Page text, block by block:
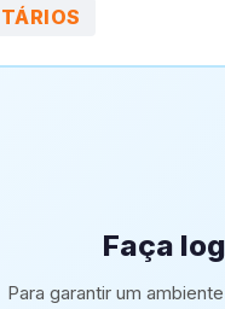
Faça
Para garantir um